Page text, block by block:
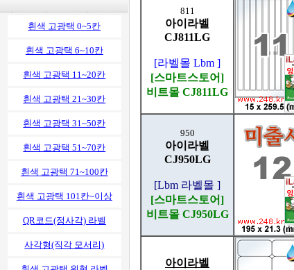
흰색 고광택 0~5칸
흰색 고광택 6~10칸
흰색 고광택 11~20칸
흰색 고광택 21~30칸
흰색 고광택 31~50칸
흰색 고광택 51~70칸
흰색 고광택 71~100칸
흰색 고광택 101칸~이상
QR코드(정사각) 라벨
사각형(직각 모서리)
811
아이라벨
CJ811LG
[라벨몰 Lbm ]
[스마트스토어]
비트몰 CJ811LG
950
아이라벨
CJ950LG
[Lbm 라벨몰 ]
[스마트스토어]
비트몰 CJ950LG
아이라벨